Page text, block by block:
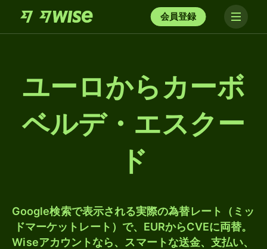
会員登録
ユーロからカーボ
ベルデ・エスクー
ド
Google検索で表示される実際の為替レート（ミッ
ドマーケットレート）で、EURからCVEに両替。
Wiseアカウントなら、スマートな送金、支払い、